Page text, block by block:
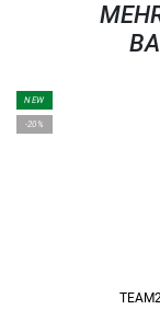
NEW
-20%